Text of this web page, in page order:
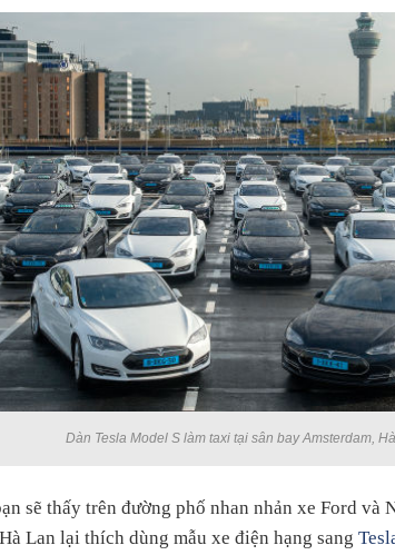
Dàn Tesla Model S làm taxi tại sân bay Amsterdam,
sẽ thấy trên đường phố nhan nhản xe Ford và
Lan lại thích dùng mẫu xe điện hạng sang